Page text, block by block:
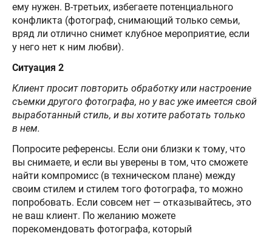
ему нужен. В-третьих, избегаете потенциального
конфликта (фотограф, снимающий только семьи,
вряд ли отлично снимет клубное мероприятие, если
у него нет к ним любви).
Ситуация 2
Клиент просит повторить обработку или настроение
съемки другого фотографа, но у вас уже имеется свой
выработанный стиль, и вы хотите работать только
в нем.
Попросите референсы. Если они близки к тому, что
вы снимаете, и если вы уверены в том, что сможете
найти компромисс (в техническом плане) между
своим стилем и стилем того фотографа, то можно
попробовать. Если совсем нет — отказывайтесь, это
не ваш клиент. По желанию можете
порекомендовать фотографа, который